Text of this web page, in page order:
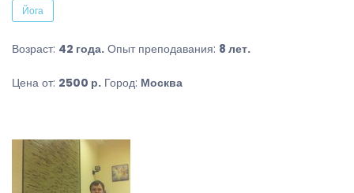
Йога
Возраст: 42 года. Опыт преподавания: 8 лет.
Цена от: 2500 р. Город: Москва